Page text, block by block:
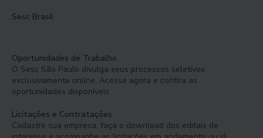
Sesc Brasil
Oportunidades de Trabalho
O Sesc São Paulo divulga seus processos seletivos
exclusivamente online. Acesse agora e confira as
oportunidades disponíveis.
Licitações e Contratações
Cadastre sua empresa, faça o download dos editais de